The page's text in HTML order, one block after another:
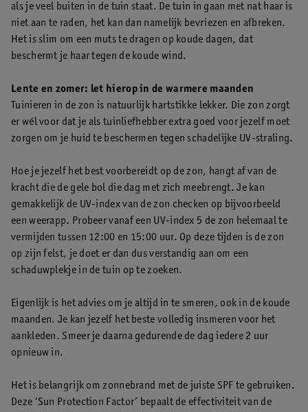
als je veel buiten in de tuin staat. De tuin in gaan met nat haar is
niet aan te raden, het kan dan namelijk bevriezen en afbreken.
Het is slim om een muts te dragen op koude dagen, dat
beschermt je haar tegen de koude wind.
Lente en zomer: let hierop in de warmere maanden
Tuinieren in de zon is natuurlijk hartstikke lekker. Die zon zorgt
er wél voor dat je als tuinliefhebber extra goed voor jezelf moet
zorgen om je huid te beschermen tegen schadelijke UV-straling.
Hoe je jezelf het best voorbereidt op de zon, hangt af van de
kracht die de gele bol die dag met zich meebrengt. Je kan
gemakkelijk de UV-index van de zon checken op bijvoorbeeld
een weerapp. Probeer vanaf een UV-index 5 de zon helemaal te
vermijden tussen 12:00 en 15:00 uur. Op deze tijden is de zon
op zijn felst, je doet er dan dus verstandig aan om een
schaduwplekje in de tuin op te zoeken.
Eigenlijk is het advies om je altijd in te smeren, ook in de koude
maanden. Je kan jezelf het beste volledig insmeren voor het
aankleden. Smeer je daarna gedurende de dag iedere 2 uur
opnieuw in.
Het is belangrijk om zonnebrand met de juiste SPF te gebruiken.
Deze ‘Sun Protection Factor’ bepaalt de effectiviteit van de